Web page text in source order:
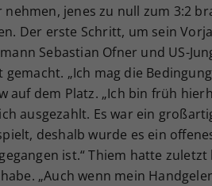
nehmen, jenes zu null zum 3:2
Der erste Schritt, um sein
Sebastian Ofner und US-
„Ich mag die
auf dem Platz. „Ich bin früh
ausgezahlt. Es war ein
deshalb wurde es ein
ist.“ Thiem hatte
„Auch wenn mein